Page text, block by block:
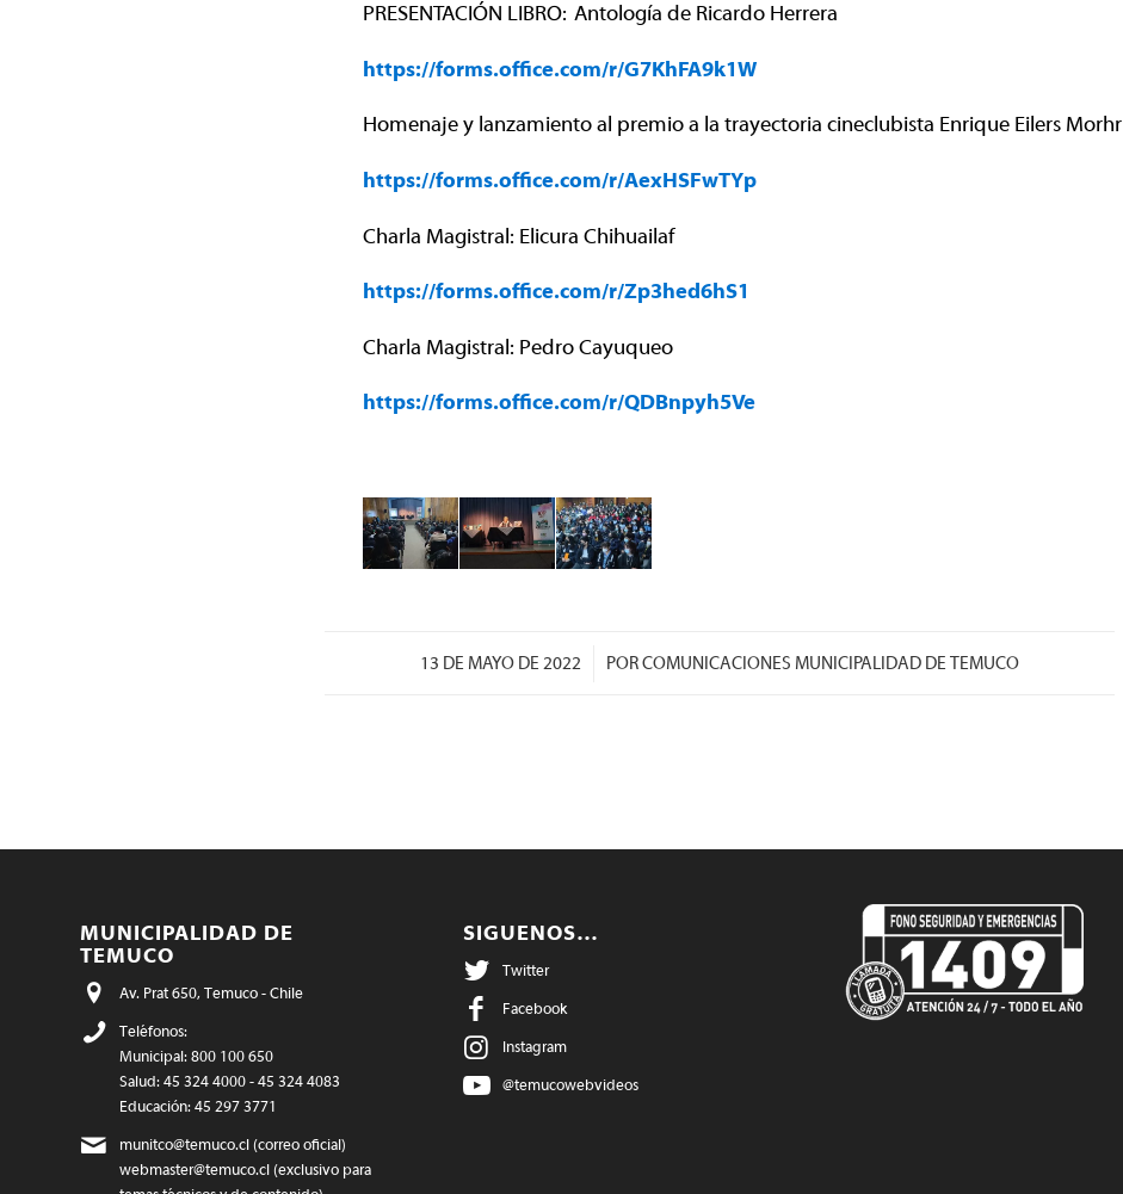
PRESENTACIÓN LIBRO: Antología de Ricardo Herrera
https://forms.office.com/r/G7KhFA9k1W
Homenaje y lanzamiento al premio a la trayectoria cineclubista Enrique Eilers Morhr
https://forms.office.com/r/AexHSFwTYp
Charla Magistral: Elicura Chihuailaf
https://forms.office.com/r/Zp3hed6hS1
Charla Magistral: Pedro Cayuqueo
https://forms.office.com/r/QDBnpyh5Ve
13 DE MAYO DE 2022
/ PORCOMUNICACIONES MUNICIPALIDAD DE TEMUCO
MUNICIPALIDAD DE
TEMUCO
Av. Prat 650, Temuco - Chile
Teléfonos:
Municipal: 800 100 650
Salud: 45 324 4000 - 45 324 4083
Educación: 45 297 3771
munitco@temuco.cl (correo oficial)
webmaster@temuco.cl (exclusivo para
SIGUENOS…
Twitter
Facebook
Instagram
@temucowebvideos